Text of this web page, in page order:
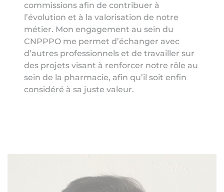
commissions afin de contribuer à
l’évolution et à la valorisation de notre
métier. Mon engagement au sein du
CNPPPO me permet d’échanger avec
d’autres professionnels et de travailler sur
des projets visant à renforcer notre rôle au
sein de la pharmacie, afin qu’il soit enfin
considéré à sa juste valeur.